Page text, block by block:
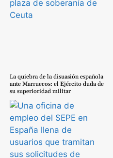
La quiebra de la disuasión española
ante Marruecos: el Ejército duda de
su superioridad militar